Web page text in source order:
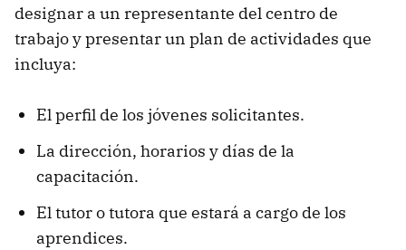
designar a un representante del centro de
trabajo y presentar un plan de actividades que
incluya:
El perfil de los jóvenes solicitantes.
La dirección, horarios y días de la
capacitación.
El tutor o tutora que estará a cargo de los
aprendices.